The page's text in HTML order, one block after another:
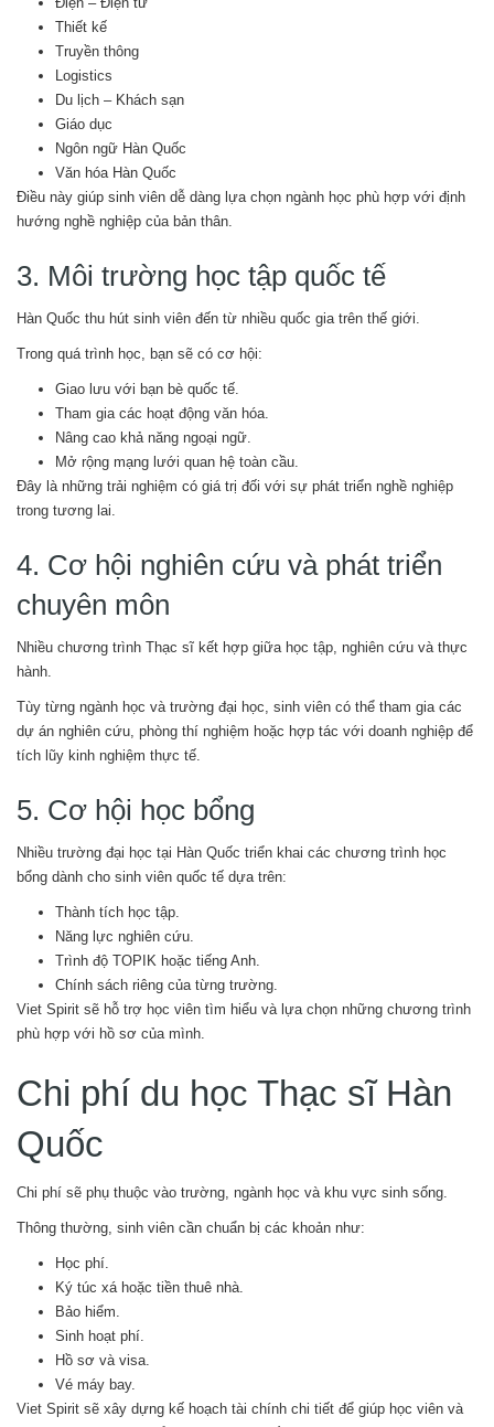
Thiết kế
Truyền thông
Logistics
Du lịch – Khách sạn
Giáo dục
Ngôn ngữ Hàn Quốc
Văn hóa Hàn Quốc
Điều này giúp sinh viên dễ dàng lựa chọn ngành học phù hợp với định
hướng nghề nghiệp của bản thân.
3. Môi trường học tập quốc tế
Hàn Quốc thu hút sinh viên đến từ nhiều quốc gia trên thế giới.
Trong quá trình học, bạn sẽ có cơ hội:
Giao lưu với bạn bè quốc tế.
Tham gia các hoạt động văn hóa.
Nâng cao khả năng ngoại ngữ.
Mở rộng mạng lưới quan hệ toàn cầu.
Đây là những trải nghiệm có giá trị đối với sự phát triển nghề nghiệp
trong tương lai.
4. Cơ hội nghiên cứu và phát triển
chuyên môn
Nhiều chương trình Thạc sĩ kết hợp giữa học tập, nghiên cứu và thực
hành.
Tùy từng ngành học và trường đại học, sinh viên có thể tham gia các
dự án nghiên cứu, phòng thí nghiệm hoặc hợp tác với doanh nghiệp để
tích lũy kinh nghiệm thực tế.
5. Cơ hội học bổng
Nhiều trường đại học tại Hàn Quốc triển khai các chương trình học
bổng dành cho sinh viên quốc tế dựa trên:
Thành tích học tập.
Năng lực nghiên cứu.
Trình độ TOPIK hoặc tiếng Anh.
Chính sách riêng của từng trường.
Viet Spirit sẽ hỗ trợ học viên tìm hiểu và lựa chọn những chương trình
phù hợp với hồ sơ của mình.
Chi phí du học Thạc sĩ Hàn
Quốc
Chi phí sẽ phụ thuộc vào trường, ngành học và khu vực sinh sống.
Thông thường, sinh viên cần chuẩn bị các khoản như:
Học phí.
Ký túc xá hoặc tiền thuê nhà.
Bảo hiểm.
Sinh hoạt phí.
Hồ sơ và visa.
Vé máy bay.
Viet Spirit sẽ xây dựng kế hoạch tài chính chi tiết để giúp học viên và